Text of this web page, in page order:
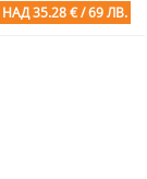
НАД 35.28 € / 69 ЛВ.